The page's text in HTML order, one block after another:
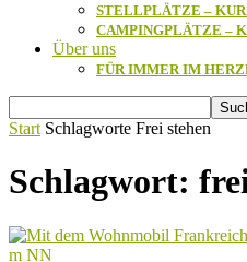
STELLPLÄTZE –
CAMPINGPLÄTZE –
Über uns
FÜR IMMER IM
Start Schlagworte Frei stehen
Schlagwort: